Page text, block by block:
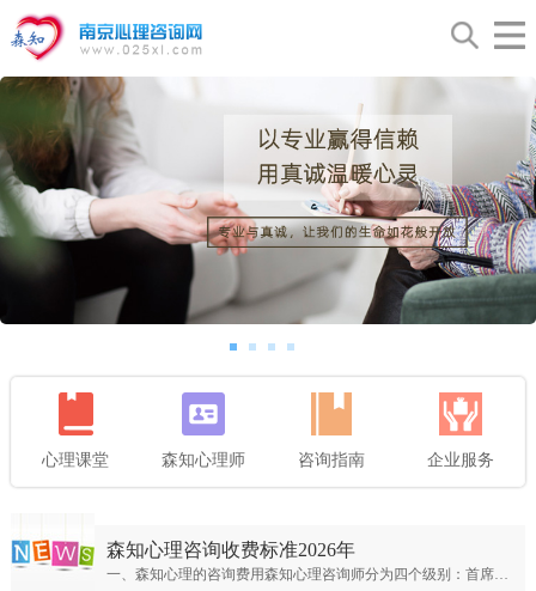
心理课堂 森知心理师 咨询指南 企业服务
森知心理咨询收费标准2026年
一、森知心理的咨询费用森知心理咨询师分为四个级别：首席专家；专家级别；资深级别；普通级别。首席心理专家：￥900元/50分钟；专家心理咨询师：￥700元/50分钟；资深心理咨询师：￥500元/50分钟；普通心理咨询师：300元/50分钟。